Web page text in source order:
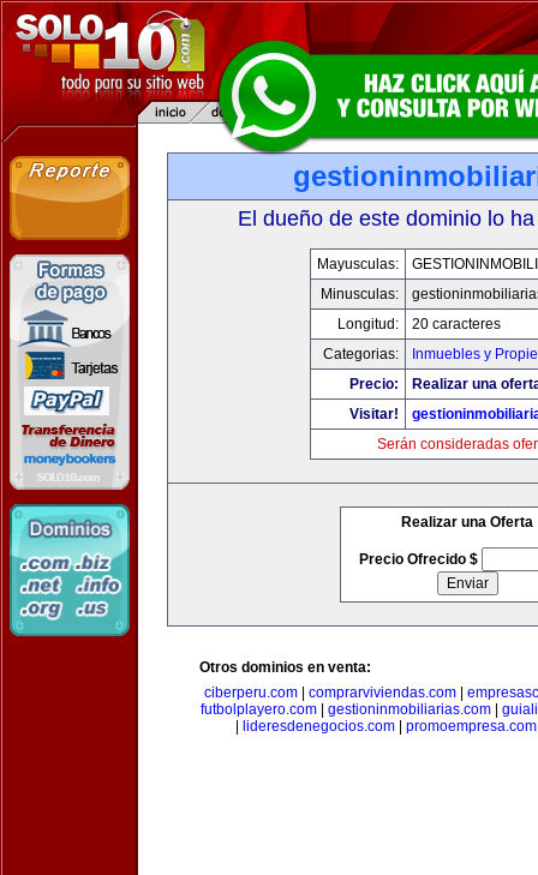
El dueño de este dominio lo
Mayusculas:
Minusculas:
Longitud:
20 caracteres
Categorias:
Inmuebles y
Precio:
Realizar una
Visitar!
Serán consideradas
Realizar una Oferta
Precio Ofrecido $
Otros dominios en venta:
ciberperu.com
comprarviviendas.com
futbolplayero.com| gestioninmobiliarias.com|
lideresdenegocios.com promoempresa.com